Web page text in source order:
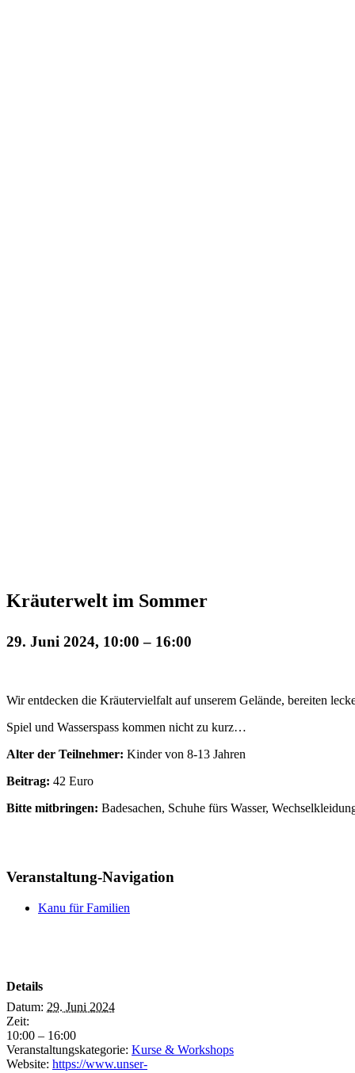
Kräuterwelt im Sommer
29. Juni 2024, 10:00 – 16:00
Wir entdecken die Kräutervielfalt auf unserem Gelände, bereiten
Spiel und Wasserspass kommen nicht zu kurz…
Alter der Teilnehmer: Kinder von 8-13 Jahren
Beitrag: 42 Euro
Bitte mitbringen: Badesachen, Schuhe fürs Wasser,
Veranstaltung-Navigation
Kanu für Familien
Details
Datum: 29. Juni 2024
Zeit:
10:00 – 16:00
Veranstaltungskategorie: Kurse & Workshops
Website: https://www.unser-